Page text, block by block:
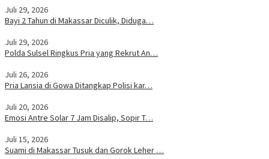
Juli 29, 2026
Bayi 2 Tahun di Makassar Diculik, Diduga…
Juli 29, 2026
Polda Sulsel Ringkus Pria yang Rekrut An…
Juli 26, 2026
Pria Lansia di Gowa Ditangkap Polisi kar…
Juli 20, 2026
Emosi Antre Solar 7 Jam Disalip, Sopir T…
Juli 15, 2026
Suami di Makassar Tusuk dan Gorok Leher …